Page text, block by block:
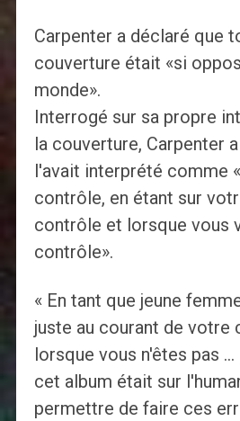
Carpenter a déclaré que
couverture était «si
monde».
Interrogé sur sa propre
la couverture, Carpenter
l'avait interprété comme
contrôle, en étant sur
contrôle et lorsque vous
contrôle».
« En tant que jeune
juste au courant de
lorsque vous n'êtes pas
cet album était sur
permettre de faire ces